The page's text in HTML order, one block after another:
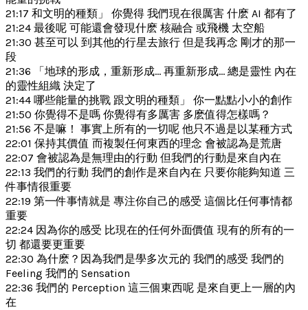
21:17 和文明的種類」 你覺得 我們現在很厲害 什麽 AI 都有了
21:24 最後呢 可能還會發現什麽 核融合 或飛機 太空船
21:30 甚至可以 到其他的行星去旅行 但是我再念 剛才的那一
段
21:36 「地球的形成，重新形成… 再重新形成… 總是靈性 內在
的靈性組織 決定了
21:44 哪些能量的挑戰 跟文明的種類」 你一點點小小的創作
21:50 你覺得不是嗎 你覺得有多厲害 多麽值得怎樣嗎？
21:56 不是嘛！ 事實上所有的一切呢 他只不過是以某種方式
22:01 保持其價值 而複製任何東西的理念 會被認為是荒唐
22:07 會被認為是無理由的行動 但我們的行動是來自內在
22:13 我們的行動 我們的創作是來自內在 只要你能夠知道 三
件事情很重要
22:19 第一件事情就是 專注你自己的感受 這個比任何事情都
重要
22:24 因為你的感受 比現在的任何外面價值 現有的所有的一
切 都還要更重要
22:30 為什麽？因為我們是學多次元的 我們的感受 我們的
Feeling 我們的 Sensation
22:36 我們的 Perception 這三個東西呢 是來自更上一層的內
在